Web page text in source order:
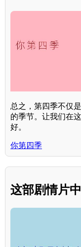
总之，第四季不仅
的季节。让我们在
好。
你第四季
这部剧情片